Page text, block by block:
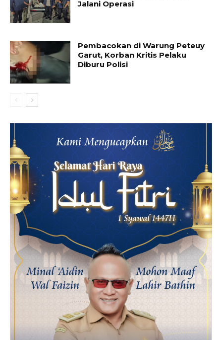
Jalani Operasi
Pembacokan di Warung Peteuy
Garut, Korban Kritis Pelaku
Diburu Polisi